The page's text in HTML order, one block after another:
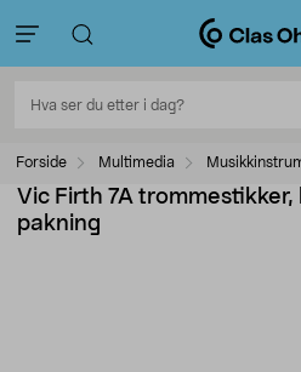
Forside Multimedia
Vic Firth 7A
pakning